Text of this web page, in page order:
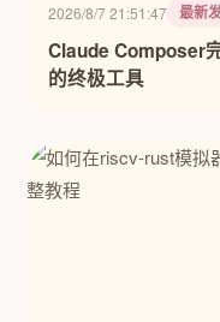
2026/8/7 21:51:47 最新
Claude Composer
的终极工具